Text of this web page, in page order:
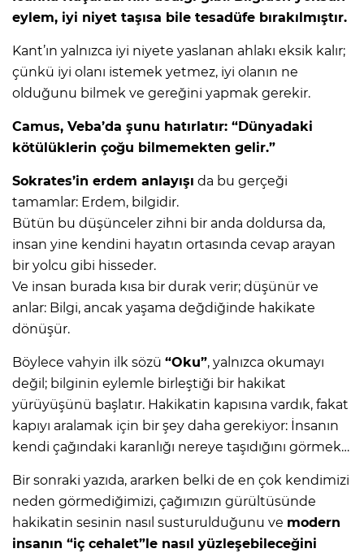
eylem, iyi niyet taşısa bile tesadüfe bırakılmıştır.
Kant’ın yalnızca iyi niyete yaslanan ahlakı eksik kalır;
çünkü iyi olanı istemek yetmez, iyi olanın ne
olduğunu bilmek ve gereğini yapmak gerekir.
Camus, Veba’da şunu hatırlatır: “Dünyadaki
kötülüklerin çoğu bilmemekten gelir.”
Sokrates’in erdem anlayışı da bu gerçeği
tamamlar: Erdem, bilgidir.
Bütün bu düşünceler zihni bir anda doldursa da,
insan yine kendini hayatın ortasında cevap arayan
bir yolcu gibi hisseder.
Ve insan burada kısa bir durak verir; düşünür ve
anlar: Bilgi, ancak yaşama değdiğinde hakikate
dönüşür.
Böylece vahyin ilk sözü “Oku”, yalnızca okumayı
değil; bilginin eylemle birleştiği bir hakikat
yürüyüşünü başlatır. Hakikatin kapısına vardık, fakat
kapıyı aralamak için bir şey daha gerekiyor: İnsanın
kendi çağındaki karanlığı nereye taşıdığını görmek…
Bir sonraki yazıda, ararken belki de en çok kendimizi
neden görmediğimizi, çağımızın gürültüsünde
hakikatin sesinin nasıl susturulduğunu ve modern
insanın “iç cehalet”le nasıl yüzleşebileceğini